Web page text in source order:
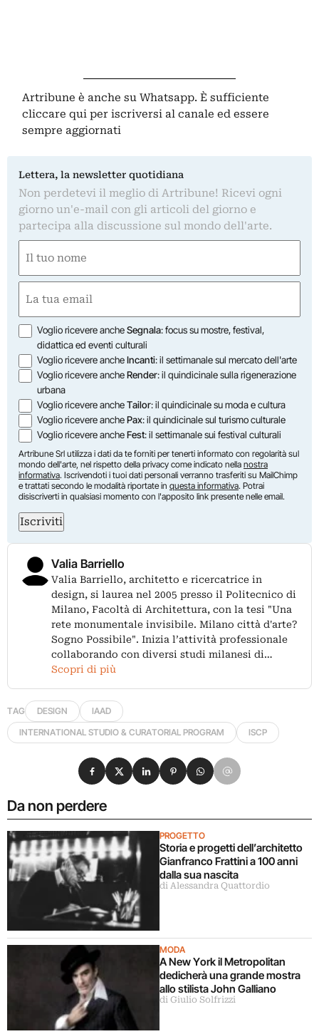
Artribune è anche su Whatsapp. È sufficiente
cliccare qui per iscriversi al canale ed essere
sempre aggiornati
Lettera, la newsletter quotidiana
Non perdetevi il meglio di Artribune! Ricevi ogni
giorno un'e-mail con gli articoli del giorno e
partecipa alla discussione sul mondo dell'arte.
(Obbligatorio)
Nome
(Obbligatorio)
Opzioni
Voglio ricevere ancheSegnala: focus su mostre, festival,
didattica ed eventi culturali
Voglio ricevere ancheIncanti: il settimanale sul mercato dell'arte
Voglio ricevere ancheRender: il quindicinale sulla rigenerazione
urbana
Voglio ricevere ancheTailor: il quindicinale su moda e cultura
Voglio ricevere anchePax: il quindicinale sul turismo culturale
Voglio ricevere ancheFest: il settimanale sui festival culturali
Artribune Srl utilizza i dati da te forniti per tenerti informato con regolarità sul
mondo dell'arte, nel rispetto della privacy come indicato nella nostra
informativa. Iscrivendoti i tuoi dati personali verranno trasferiti su MailChimp
e trattati secondo le modalità riportate in questa informativa. Potrai
disiscriverti in qualsiasi momento con l'apposito link presente nelle email.
Iscriviti
Valia Barriello
Valia Barriello, architetto e ricercatrice in
design, si laurea nel 2005 presso il Politecnico di
Milano, Facoltà di Architettura, con la tesi "Una
rete monumentale invisibile. Milano città d'arte?
Sogno Possibile". Inizia l’attività professionale
collaborando con diversi studi milanesi di…
Scopri di più
TAG DESIGN
IAAD
INTERNATIONAL STUDIO & CURATORIAL PROGRAM
ISCP
Da non perdere
PROGETTO
Storia e progetti dell’architetto
Gianfranco Frattini a 100 anni
dalla sua nascita
di Alessandra Quattordio
MODA
A New York il Metropolitan
dedicherà una grande mostra
allo stilista John Galliano
di Giulio Solfrizzi
Condividi su Facebook
Condividi su X
Condividi su LinkedIn
Condividi su Pinterest
Condividi su WhatsApp
Condividi su Email